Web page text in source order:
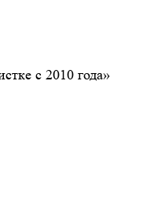
с 2010 года»